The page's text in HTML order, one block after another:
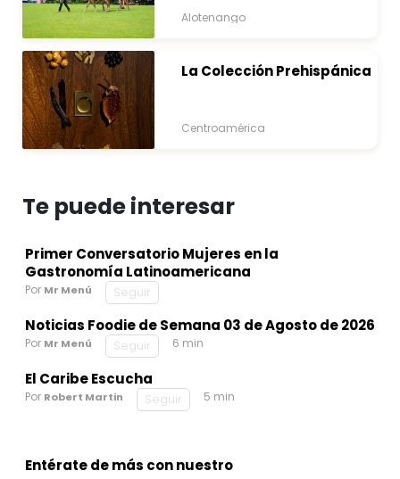
Alotenango
La Colección Prehispánica
Centroamérica
Te puede interesar
Primer Conversatorio Mujeres en la
Gastronomía Latinoamericana
Por Mr Menú Seguir
Noticias Foodie de Semana 03 de Agosto de 2026
Por Mr Menú Seguir 6 min
El Caribe Escucha
Por Robert Martin Seguir 5 min
Entérate de más con nuestro